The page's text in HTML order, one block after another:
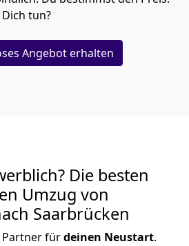
tun?
Angebot erhalten
Die besten
Umzug von
Saarbrücken
fürdeinen Neustart.